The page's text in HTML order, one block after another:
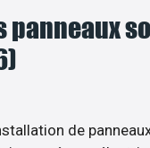
panneaux
de